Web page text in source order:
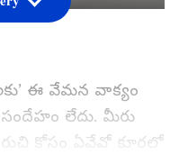
ఈ వేమన వాక్యం
లేదు. మీరు
కోసం ఏవేవో కూరలో